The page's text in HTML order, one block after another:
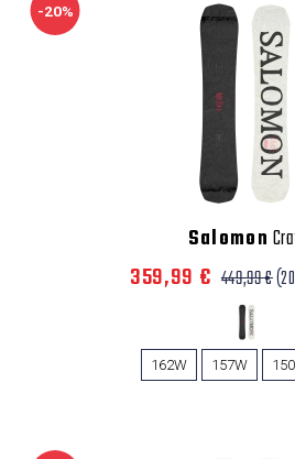
-20%
Salomon
359,99 € 449,99 €
162W 157W 150